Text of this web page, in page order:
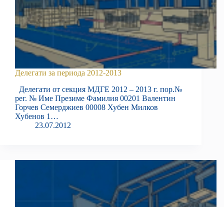
Делегати за периода 2012-2013
Делегати от секция МДГЕ 2012 – 2013 г. пор.№
рег. № Име Презиме Фамилия 00201 Валентин
Горчев Семерджиев 00008 Хубен Милков
Хубенов 1…
23.07.2012